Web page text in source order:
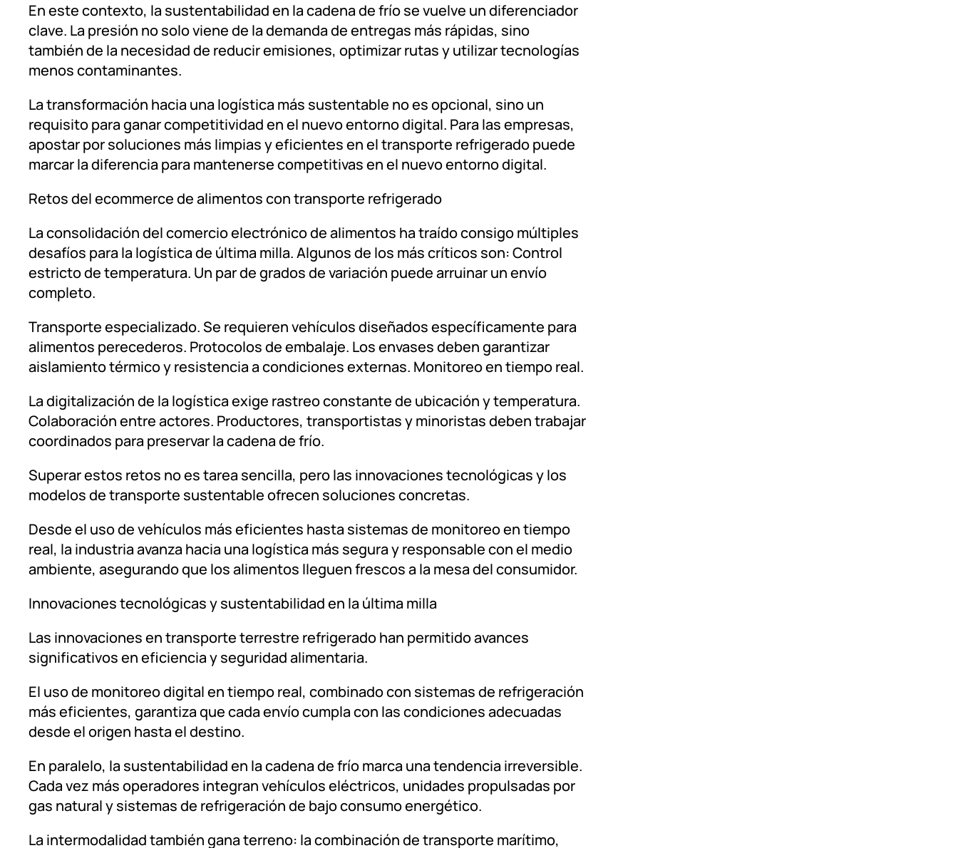
En este contexto, la sustentabilidad en la cadena de frío se vuelve un diferenciador
clave. La presión no solo viene de la demanda de entregas más rápidas, sino
también de la necesidad de reducir emisiones, optimizar rutas y utilizar tecnologías
menos contaminantes.
La transformación hacia una logística más sustentable no es opcional, sino un
requisito para ganar competitividad en el nuevo entorno digital. Para las empresas,
apostar por soluciones más limpias y eficientes en el transporte refrigerado puede
marcar la diferencia para mantenerse competitivas en el nuevo entorno digital.
Retos del ecommerce de alimentos con transporte refrigerado
La consolidación del comercio electrónico de alimentos ha traído consigo múltiples
desafíos para la logística de última milla. Algunos de los más críticos son: Control
estricto de temperatura. Un par de grados de variación puede arruinar un envío
completo.
Transporte especializado. Se requieren vehículos diseñados específicamente para
alimentos perecederos. Protocolos de embalaje. Los envases deben garantizar
aislamiento térmico y resistencia a condiciones externas. Monitoreo en tiempo real.
La digitalización de la logística exige rastreo constante de ubicación y temperatura.
Colaboración entre actores. Productores, transportistas y minoristas deben trabajar
coordinados para preservar la cadena de frío.
Superar estos retos no es tarea sencilla, pero las innovaciones tecnológicas y los
modelos de transporte sustentable ofrecen soluciones concretas.
Desde el uso de vehículos más eficientes hasta sistemas de monitoreo en tiempo
real, la industria avanza hacia una logística más segura y responsable con el medio
ambiente, asegurando que los alimentos lleguen frescos a la mesa del consumidor.
Innovaciones tecnológicas y sustentabilidad en la última milla
Las innovaciones en transporte terrestre refrigerado han permitido avances
significativos en eficiencia y seguridad alimentaria.
El uso de monitoreo digital en tiempo real, combinado con sistemas de refrigeración
más eficientes, garantiza que cada envío cumpla con las condiciones adecuadas
desde el origen hasta el destino.
En paralelo, la sustentabilidad en la cadena de frío marca una tendencia irreversible.
Cada vez más operadores integran vehículos eléctricos, unidades propulsadas por
gas natural y sistemas de refrigeración de bajo consumo energético.
La intermodalidad también gana terreno: la combinación de transporte marítimo,